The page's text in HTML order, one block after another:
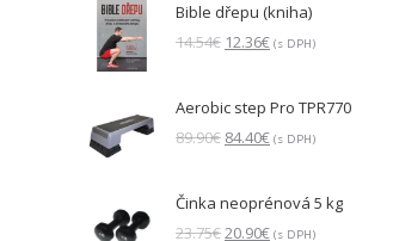
bola:
330.00€.
je:
321.90€.
Bible dřepu (kniha)
14.54€ Pôvodná
14.54€.
12.36€Aktuálna
12.36€.
(s DPH)
Aerobic step Pro TPR770
89.90€ Pôvodná
89.90€.
84.40€Aktuálna
84.40€.
(s DPH)
Činka neoprénová 5 kg
23.75€ Pôvodná
20.90€Aktuálna
(s DPH)